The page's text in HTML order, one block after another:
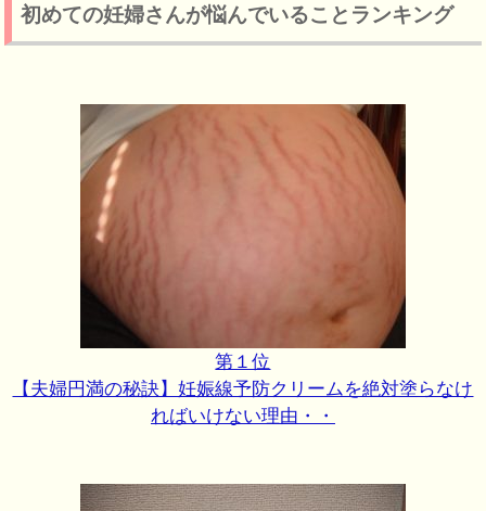
初めての妊婦さんが悩んでいることランキング
第１位
【夫婦円満の秘訣】妊娠線予防クリームを絶対塗らなけ
ればいけない理由・・